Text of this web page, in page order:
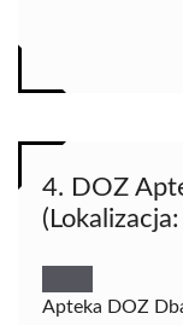
4. DOZ
Apteka DOZ